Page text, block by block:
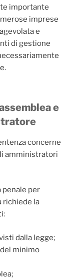
importante
imprese
e
di gestione
e
concerne
amministratori
penale per
richiede la
dalla legge;
minimo